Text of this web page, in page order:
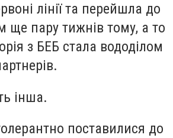
лінії та перейшла до
ще пару тижнів тому, а то
з БЕБ стала вододілом
інша.
поставилися до